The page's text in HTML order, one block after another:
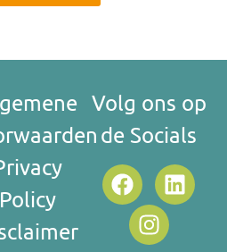
Policy
Volg ons op
de Socials